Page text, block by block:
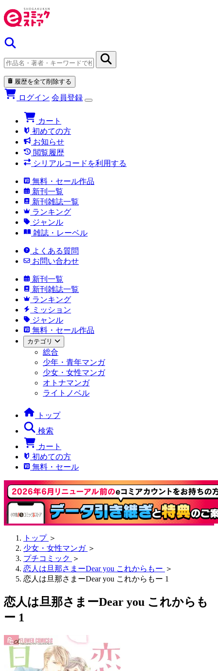
履歴を全て削除する
ログイン 会員登録
カート
初めての方
お知らせ
閲覧履歴
シリアルコードを利用する
無料・セール作品
新刊一覧
新刊雑誌一覧
ランキング
ジャンル
雑誌・レーベル
よくある質問
お問い合わせ
新刊一覧
新刊雑誌一覧
ランキング
ミッション
ジャンル
無料・セール作品
カテゴリ
総合
少年・青年マンガ
少女・女性マンガ
オトナマンガ
ライトノベル
トップ
検索
カート
初めての方
無料・セール
トップ ＞
少女・女性マンガ ＞
プチコミック ＞
恋人は旦那さまーDear you これからもー ＞
恋人は旦那さまーDear you これからもー 1
恋人は旦那さまーDear you これからも
ー 1